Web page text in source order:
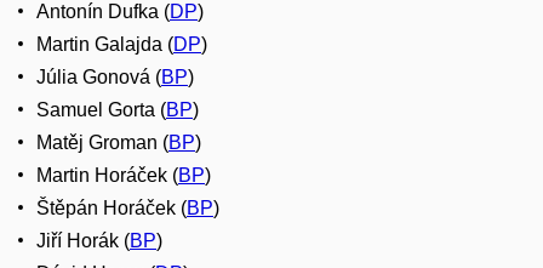
Antonín Dufka (DP)
Martin Galajda (DP)
Júlia Gonová (BP)
Samuel Gorta (BP)
Matěj Groman (BP)
Martin Horáček (BP)
Štěpán Horáček (BP)
Jiří Horák (BP)